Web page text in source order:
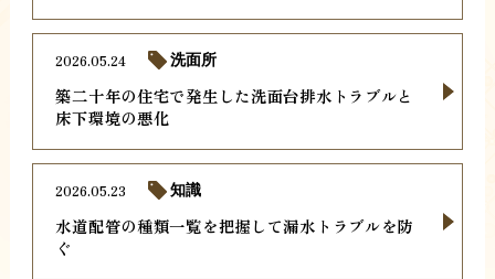
築二十年の住宅で発生した洗面台排水トラブルと
床下環境の悪化
2026.05.24 洗面所
水道配管の種類一覧を把握して漏水トラブルを防
ぐ
2026.05.23 知識